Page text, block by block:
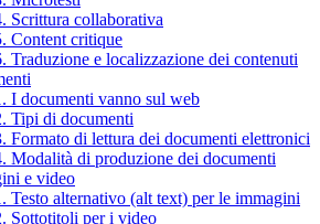
Scrittura collaborativa
Content critique
Traduzione e localizzazione dei contenuti
I documenti vanno sul web
Tipi di documenti
Formato di lettura dei documenti elettronici
Modalità di produzione dei documenti
e video
Testo alternativo (alt text) per le immagini
Sottotitoli per i video